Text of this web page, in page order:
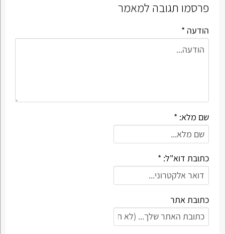
פרסמו תגובה למאמר
הודעה *
שם מלא: *
כתובת דוא"ל: *
כתובת אתר